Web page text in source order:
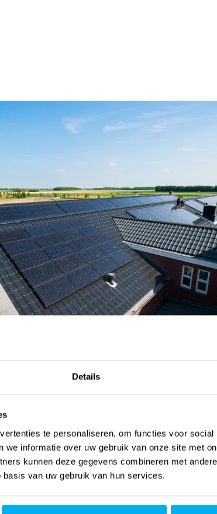
Details
te personaliseren, om functies voor
we informatie over uw gebruik van onze site met
kunnen deze gegevens combineren met
van uw gebruik van hun services.